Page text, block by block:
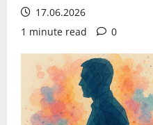
17.06.2026
1 minute read
0